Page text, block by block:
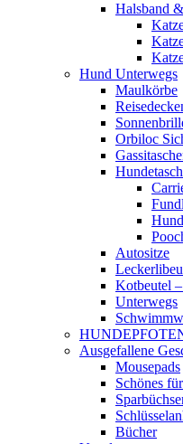
Halsband
Hund Unterwegs
Maulkörbe
Orbiloc
Autositze
Kotbeutel
Unterwegs
Ausgefallene
Mousepads
Schönes
Bücher